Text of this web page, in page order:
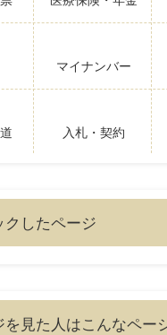
マイナンバー
入札・契約
クしたページ
を見た人はこんなペー